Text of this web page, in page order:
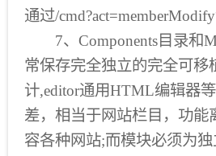
通过/cmd?act=memberModify
7、Components目录和
常保存完全独立的完全可移
计,editor通用HTML编辑器
差，相当于网站栏目，功
容各种网站;而模块必须为